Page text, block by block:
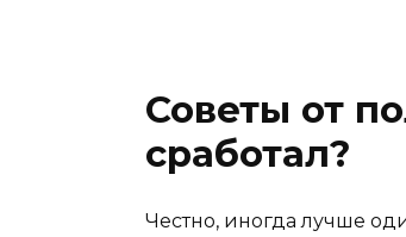
Советы от
сработал?
Честно, иногда лучше